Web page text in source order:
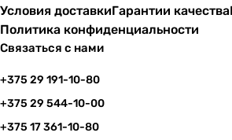
Условия доставкиГарантии качества
Политика конфиденциальности
Связаться с нами
+375 29 191-10-80
+375 29 544-10-00
+375 17 361-10-80